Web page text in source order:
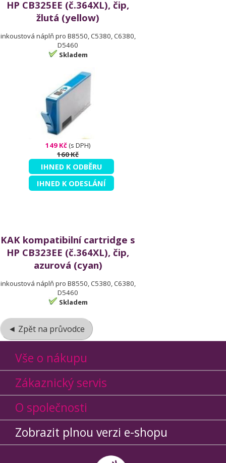
HP CB325EE (č.364XL), čip,
žlutá (yellow)
inkoustová náplň pro B8550, C5380, C6380,
D5460
Skladem
149 Kč(s DPH)
160 Kč
IHNED K ODBĚRU
IHNED K ODESLÁNÍ
KAK kompatibilní cartridge s
HP CB323EE (č.364XL), čip,
azurová (cyan)
inkoustová náplň pro B8550, C5380, C6380,
D5460
Skladem
◄ Zpět na průvodce
Vše o nákupu
Zákaznický servis
O společnosti
Zobrazit plnou verzi e-shopu